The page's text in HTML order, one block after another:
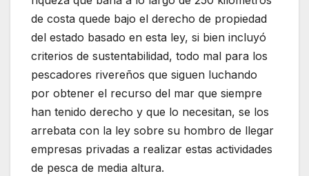
de costa quede bajo el derecho de propiedad
del estado basado en esta ley, si bien incluyó
criterios de sustentabilidad, todo mal para los
pescadores rivereños que siguen luchando
por obtener el recurso del mar que siempre
han tenido derecho y que lo necesitan, se los
arrebata con la ley sobre su hombro de llegar
empresas privadas a realizar estas actividades
de pesca de media altura.